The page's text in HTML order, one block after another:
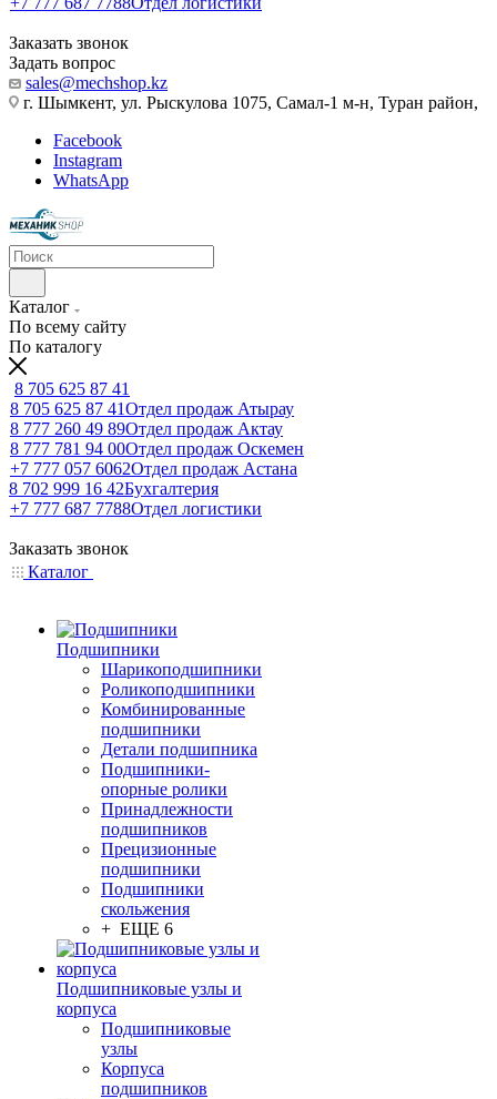
Заказать звонок
Задать вопрос
sales@mechshop.kz
г. Шымкент, ул. Рыскулова 1075, ​Самал-1 м-н, Туран район,
Facebook
Instagram
WhatsApp
Каталог
По всему сайту
По каталогу
8 705 625 87 41
8 705 625 87 41Отдел продаж Атырау
8 777 260 49 89Отдел продаж Актау
8 777 781 94 00Отдел продаж Оскемен
+7 777 057 6062Отдел продаж Астана
8 702 999 16 42Бухгалтерия
+7 777 687 7788Отдел логистики
Заказать звонок
Каталог
Подшипники
Шарикоподшипники
Роликоподшипники
Комбинированные
подшипники
Детали подшипника
Подшипники-
опорные ролики
Принадлежности
подшипников
Прецизионные
подшипники
Подшипники
скольжения
+ ЕЩЕ 6
Подшипниковые узлы и
корпуса
Подшипниковые
узлы
Корпуса
подшипников